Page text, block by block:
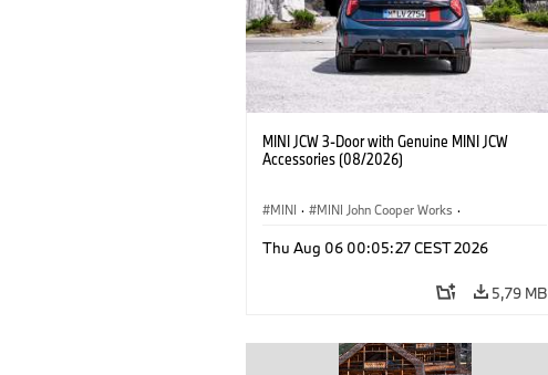
MINI JCW 3-Door with Genuine MINI JCW
Accessories (08/2026)
MINI · MINI John Cooper Works ·
Doplňky na přání, příslušenství
Thu Aug 06 00:05:27 CEST 2026
5,79 MB